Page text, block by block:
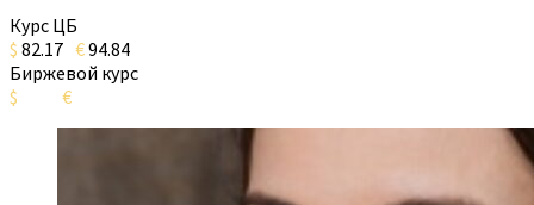
Курс ЦБ
$ 82.17 €94.84
Биржевой курс
$
€